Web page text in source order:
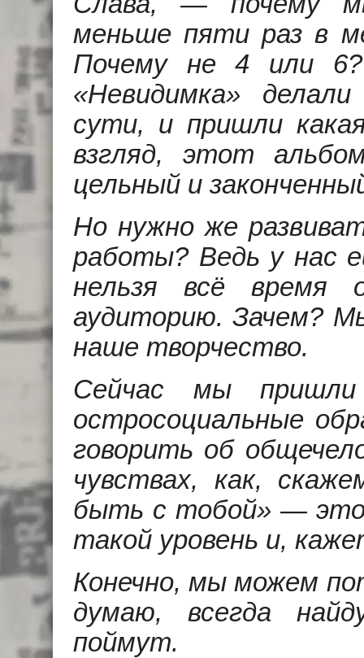
меньше пяти раз в
Почему не 4 или
«Невидимка»
сути, и пришли
взгляд, этот
цельный и
Но нужно же
работы? Ведь у нас
нельзя всё время
аудиторию. Зачем?
наше творчество.
Сейчас мы
остросоциальные
говорить об
чувствах, как,
быть с тобой» —
такой уровень и,
Конечно, мы можем
думаю, всегда
поймут.